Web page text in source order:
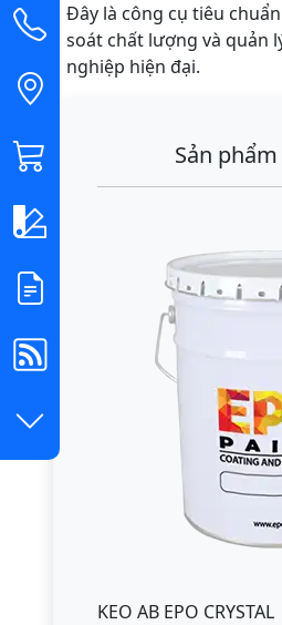
Đây là công cụ tiêu
soát chất lượng và quản
nghiệp hiện đại.
Sản
KEO AB EPO CRYSTAL